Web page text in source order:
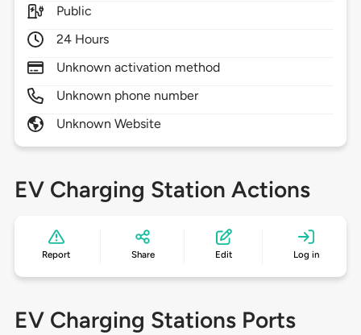
Public
24 Hours
Unknown activation method
Unknown phone number
Unknown Website
EV Charging Station Actions
Report Share Edit Log in
EV Charging Stations Ports